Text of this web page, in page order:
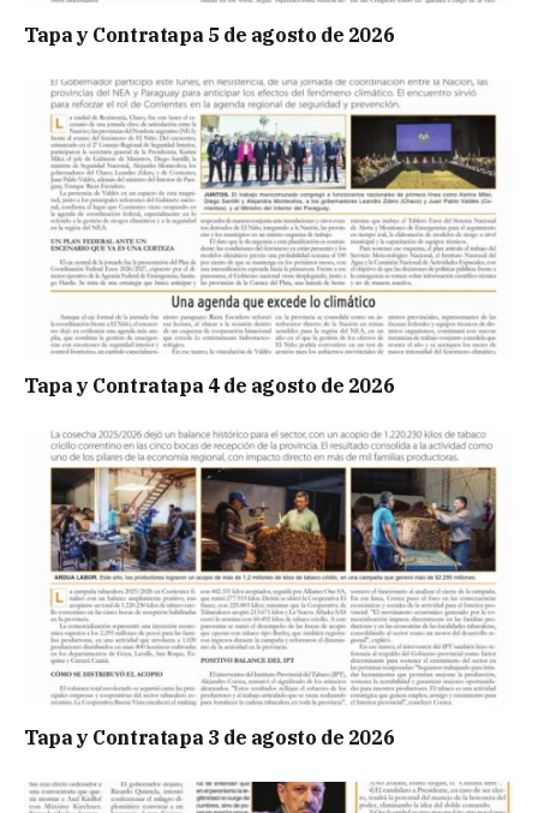
Tapa y Contratapa 5 de agosto de 2026
Tapa y Contratapa 4 de agosto de 2026
Tapa y Contratapa 3 de agosto de 2026